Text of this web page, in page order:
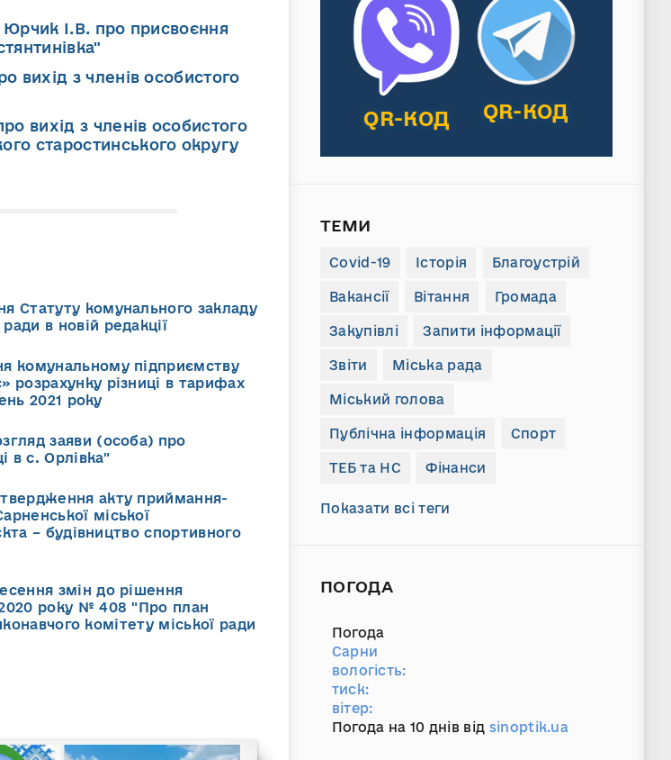
І.В. про присвоєння
вихід з членів особистого
вихід з членів особистого
старостинського округу
Статуту комунального закладу
в новій редакції
комунальному підприємству
розрахунку різниці в тарифах
2021 року
заяви (особа) про
в с. Орлівка"
акту приймання-
міської
– будівництво спортивного
змін до рішення
2020 року № 408 "Про план
комітету міської ради
QR-КОД QR-КОД
ТЕМИ
Covid-19 Історія Благоустрій
Вакансії Вітання Громада
Закупівлі Запити інформації
Звіти Міська рада
Міський голова
Публічна інформація Спорт
ТЕБ та НС Фінанси
Показати всі теги
ПОГОДА
Погода
Сарни
вологість:
тиск:
вітер:
Погода на 10 днів від sinoptik.ua